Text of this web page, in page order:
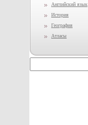
Английский язык
История
География
Атласы